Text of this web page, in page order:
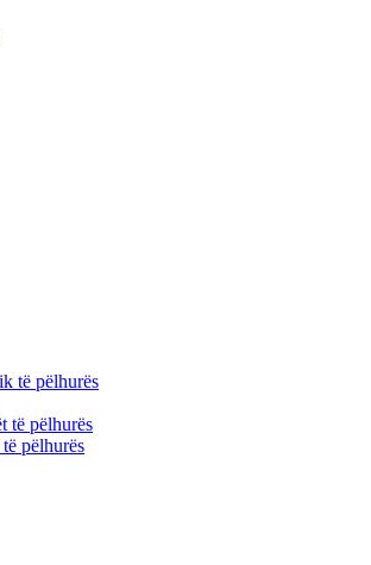
të pëlhurës
të pëlhurës
pëlhurës